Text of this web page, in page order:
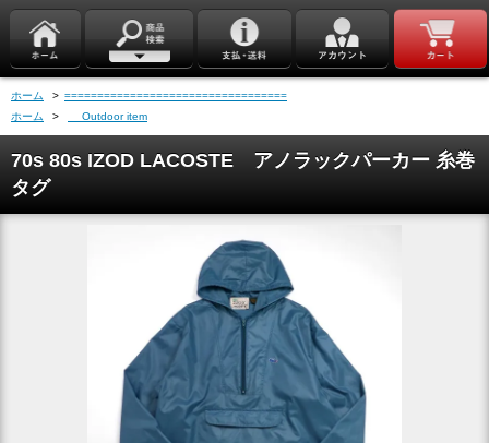
ホーム > ==================================
ホーム
> Outdoor item
70s 80s IZOD LACOSTE アノラックパーカー 糸巻
タグ